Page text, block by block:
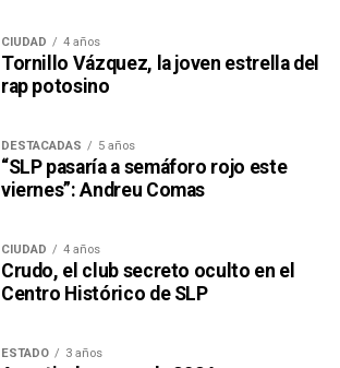
CIUDAD 4 años
Tornillo Vázquez, la joven estrella del
rap potosino
DESTACADAS 5 años
“SLP pasaría a semáforo rojo este
viernes”: Andreu Comas
CIUDAD 4 años
Crudo, el club secreto oculto en el
Centro Histórico de SLP
ESTADO 3 años